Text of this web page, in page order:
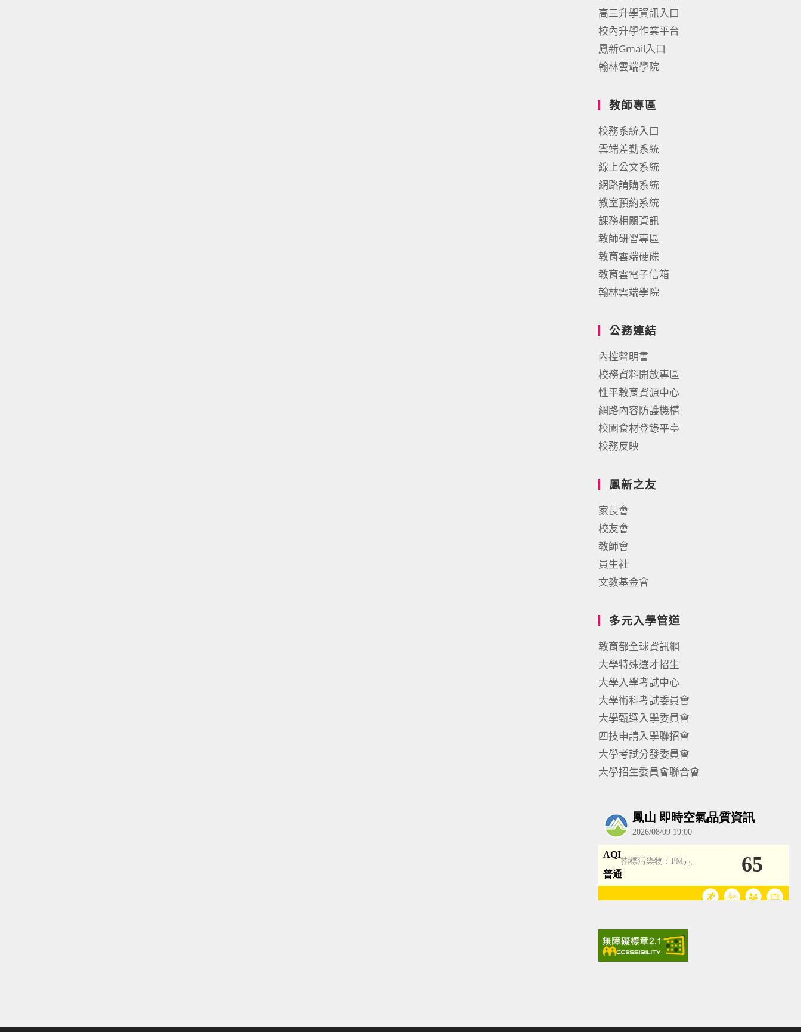
高三升學資訊入口
校內升學作業平台
鳳新Gmail入口
翰林雲端學院
教師專區
校務系統入口
雲端差勤系統
線上公文系統
網路請購系統
教室預約系統
課務相關資訊
教師研習專區
教育雲端硬碟
教育雲電子信箱
翰林雲端學院
公務連結
內控聲明書
校務資料開放專區
性平教育資源中心
網路內容防護機構
校園食材登錄平臺
校務反映
鳳新之友
家長會
校友會
教師會
員生社
文教基金會
多元入學管道
教育部全球資訊網
大學特殊選才招生
大學入學考試中心
大學術科考試委員會
大學甄選入學委員會
四技申請入學聯招會
大學考試分發委員會
大學招生委員會聯合會